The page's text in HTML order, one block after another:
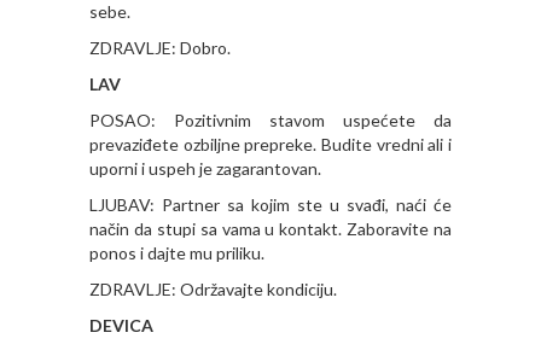
sebe.
ZDRAVLJE: Dobro.
LAV
POSAO: Pozitivnim stavom uspećete da
prevaziđete ozbiljne prepreke. Budite vredni ali i
uporni i uspeh je zagarantovan.
LJUBAV: Partner sa kojim ste u svađi, naći će
način da stupi sa vama u kontakt. Zaboravite na
ponos i dajte mu priliku.
ZDRAVLJE: Održavajte kondiciju.
DEVICA